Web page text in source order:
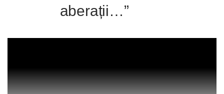
aberații…”